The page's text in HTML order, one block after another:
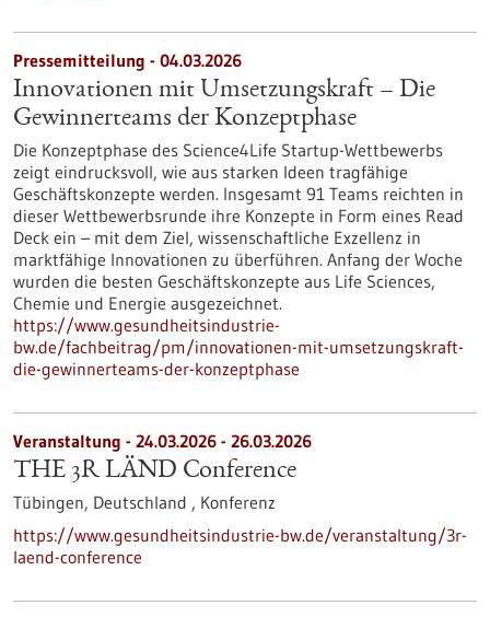
Pressemitteilung - 04.03.2026
Innovationen mit Umsetzungskraft – Die
Gewinnerteams der Konzeptphase
Die Konzeptphase des Science4Life Startup-Wettbewerbs
zeigt eindrucksvoll, wie aus starken Ideen tragfähige
Geschäftskonzepte werden. Insgesamt 91 Teams reichten in
dieser Wettbewerbsrunde ihre Konzepte in Form eines Read
Deck ein – mit dem Ziel, wissenschaftliche Exzellenz in
marktfähige Innovationen zu überführen. Anfang der Woche
wurden die besten Geschäftskonzepte aus Life Sciences,
Chemie und Energie ausgezeichnet.
https://www.gesundheitsindustrie-
bw.de/fachbeitrag/pm/innovationen-mit-umsetzungskraft-
die-gewinnerteams-der-konzeptphase
Veranstaltung - 24.03.2026 - 26.03.2026
THE 3R LÄND Conference
Tübingen, Deutschland , Konferenz
https://www.gesundheitsindustrie-bw.de/veranstaltung/3r-
laend-conference